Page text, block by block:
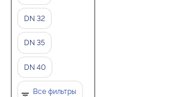
DN 32
DN 35
DN 40
Все фильтры